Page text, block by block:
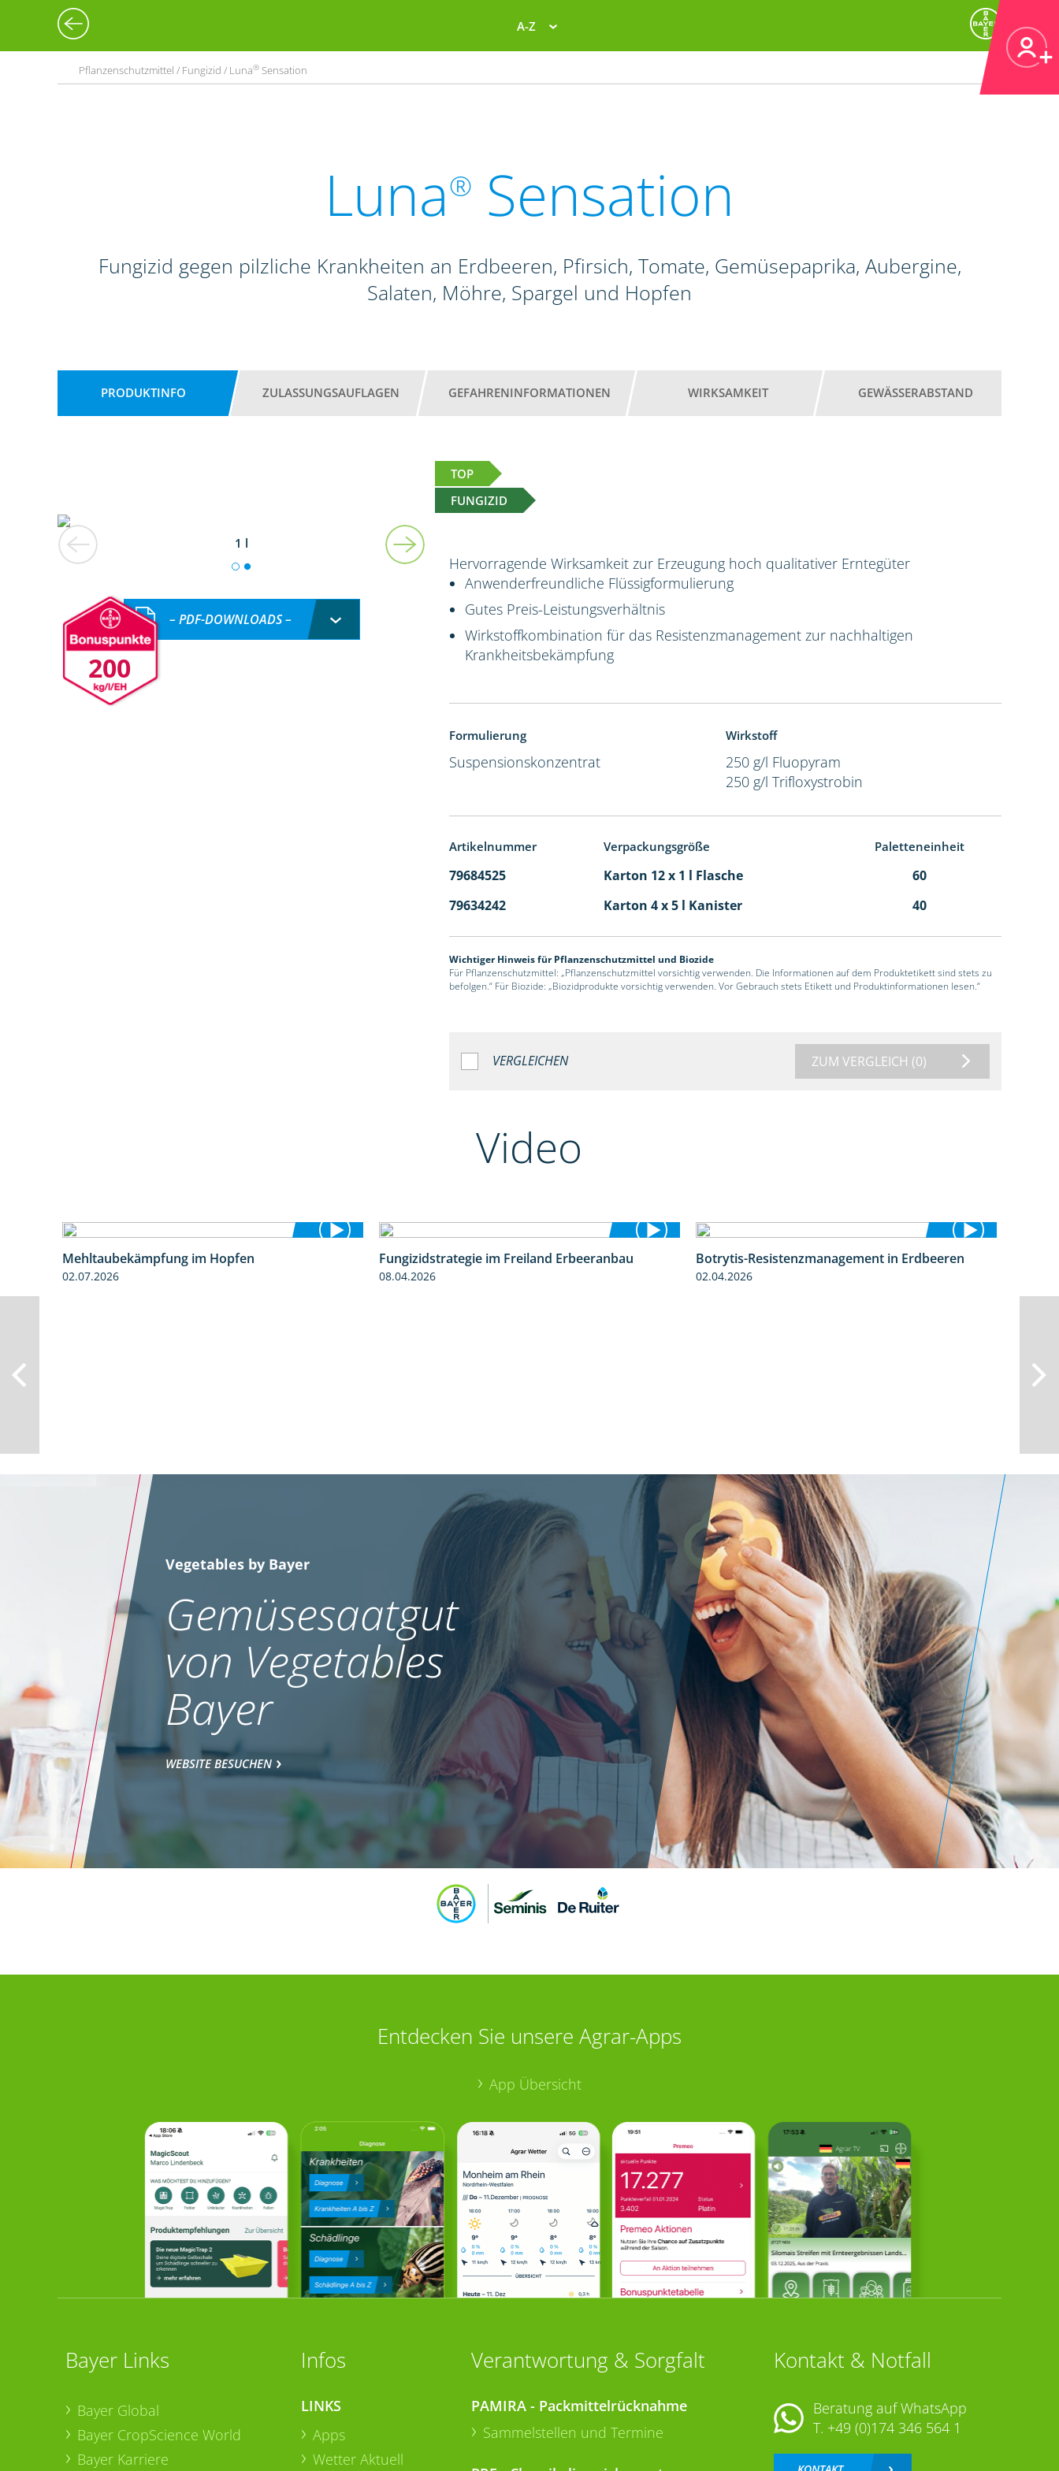
A-Z
Pflanzenschutzmittel / Fungizid / Luna® Sensation
Luna® Sensation
Fungizid gegen pilzliche Krankheiten an Erdbeeren, Pfirsich, Tomate, Gemüsepaprika, Aubergine,
Salaten, Möhre, Spargel und Hopfen
PRODUKTINFO ZULASSUNGSAUFLAGEN GEFAHRENINFORMATIONEN WIRKSAMKEIT GEWÄSSERABSTAND
TOP
FUNGIZID
1 l
200
– PDF-DOWNLOADS –
Hervorragende Wirksamkeit zur Erzeugung hoch qualitativer Erntegüter
Anwenderfreundliche Flüssigformulierung
Gutes Preis-Leistungsverhältnis
Wirkstoffkombination für das Resistenzmanagement zur nachhaltigen
Krankheitsbekämpfung
Formulierung
Suspensionskonzentrat
Wirkstoff
250 g/l Fluopyram
250 g/l Trifloxystrobin
Artikelnummer Verpackungsgröße Paletteneinheit
79684525 Karton 12 x 1 l Flasche
60
79634242
Karton 4 x 5 l Kanister 40
Wichtiger Hinweis für Pflanzenschutzmittel und Biozide
Für Pflanzenschutzmittel: „Pflanzenschutzmittel vorsichtig verwenden. Die Informationen auf dem Produktetikett sind stets zu
befolgen.“ Für Biozide: „Biozidprodukte vorsichtig verwenden. Vor Gebrauch stets Etikett und Produktinformationen lesen.“
VERGLEICHEN ZUM VERGLEICH (0)
Video
Mehltaubekämpfung im Hopfen
02.07.2026
Fungizidstrategie im Freiland Erbeeranbau
08.04.2026
5:59
Botrytis-Resistenzmanagement in Erdbeeren
02.04.2026
Vegetables by Bayer
Gemüsesaatgut
von Vegetables
Bayer
WEBSITE BESUCHEN
Entdecken Sie unsere Agrar-Apps
App Übersicht
Bayer Links
Bayer Global
Bayer CropScience World
Bayer Karriere
Infos
LINKS
Apps
Wetter Aktuell
Verantwortung & Sorgfalt
PAMIRA - Packmittelrücknahme
Sammelstellen und Termine
Kontakt & Notfall
Beratung auf WhatsApp
T. +49 (0)174 346 564 1